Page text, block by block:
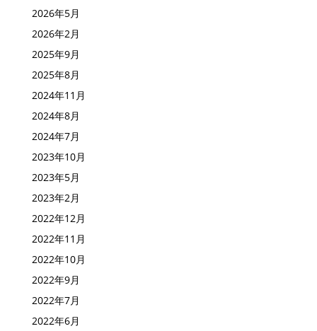
2026年5月
2026年2月
2025年9月
2025年8月
2024年11月
2024年8月
2024年7月
2023年10月
2023年5月
2023年2月
2022年12月
2022年11月
2022年10月
2022年9月
2022年7月
2022年6月